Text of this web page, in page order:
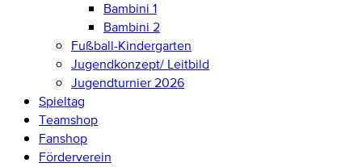
Bambini 1
Bambini 2
Fußball-Kindergarten
Jugendkonzept/ Leitbild
Jugendturnier 2026
Spieltag
Teamshop
Fanshop
Förderverein